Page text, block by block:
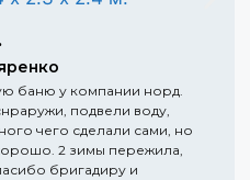
баню у компании норд.
подвели воду,
чего сделали сами, но
2 зимы пережила,
бригадиру и